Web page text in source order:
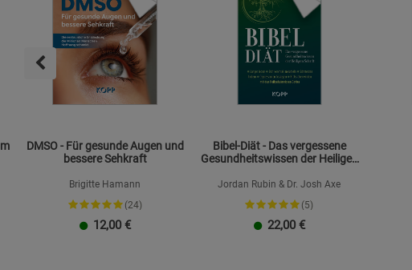
DMSO - Für gesunde Augen und
bessere Sehkraft
Brigitte Hamann
(24)
12,00 €
Bibel-Diät - Das vergessene
Gesundheitswissen der Heiligen
Jordan Rubin & Dr. Josh Axe
(5)
22,00 €